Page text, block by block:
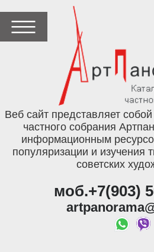
Веб сайт представляет
частного собрания
информационным
популяризации и изучения
советских
моб.+7(903)